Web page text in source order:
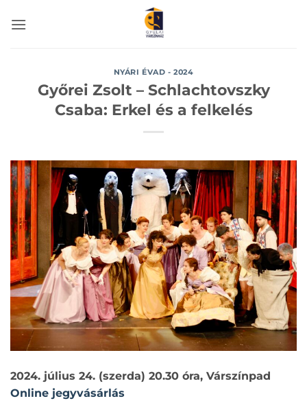
NYÁRI ÉVAD - 2024
Győrei Zsolt – Schlachtovszky
Csaba: Erkel és a felkelés
2024. július 24. (szerda) 20.30 óra, Várszínpad
Online jegyvásárlás